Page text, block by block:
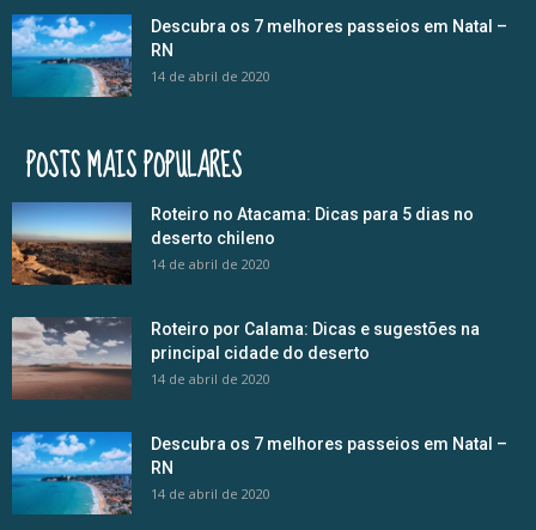
Descubra os 7 melhores passeios em Natal –
RN
14 de abril de 2020
POSTS MAIS POPULARES
Roteiro no Atacama: Dicas para 5 dias no
deserto chileno
14 de abril de 2020
Roteiro por Calama: Dicas e sugestões na
principal cidade do deserto
14 de abril de 2020
Descubra os 7 melhores passeios em Natal –
RN
14 de abril de 2020